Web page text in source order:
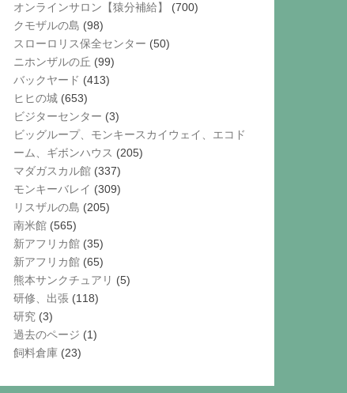
オンラインサロン【猿分補給】
(700)
クモザルの島 (98)
スローロリス保全センター (50)
ニホンザルの丘 (99)
バックヤード (413)
ヒヒの城 (653)
ビジターセンター (3)
ビッグループ、モンキースカイウェイ、エコド
ーム、ギボンハウス (205)
マダガスカル館 (337)
モンキーバレイ (309)
リスザルの島 (205)
南米館 (565)
新アフリカ館 (35)
新アフリカ館 (65)
熊本サンクチュアリ (5)
研修、出張 (118)
研究 (3)
過去のページ (1)
飼料倉庫 (23)